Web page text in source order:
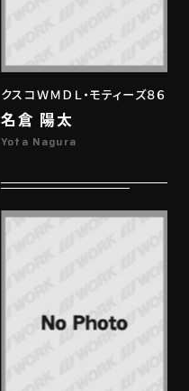
クスコＷＭＤＬ・モティーズ８６
名倉 陽太
Yota Nagura